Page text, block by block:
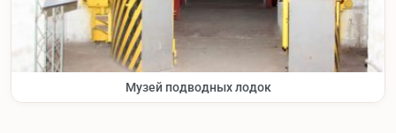
Музей подводных лодок